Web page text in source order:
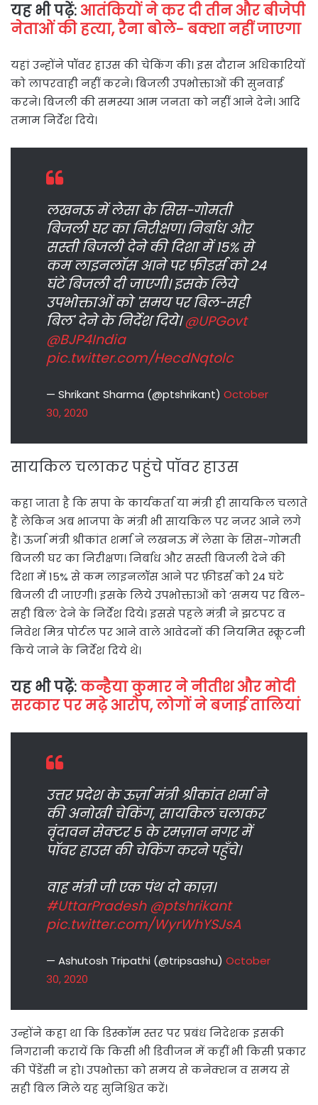
यह भी पढ़ें: आतंकियों ने कर दी तीन और बीजेपी
नेताओं की हत्या, रैना बोले- बक्शा नहीं जाएगा
यहां उन्होंने पॉवर हाउस की चेकिंग की। इस दौरान अधिकारियों
को लापरवाही नहीं करने। बिजली उपभोक्ताओं की सुनवाई
करने। बिजली की समस्या आम जनता को नहीं आने देने। आदि
तमाम निर्देश दिये।
लखनऊ में लेसा के सिस-गोमती
बिजली घर का निरीक्षण। निर्बाध और
सस्ती बिजली देने की दिशा में 15% से
कम लाइनलॉस आने पर फ़ीडर्स को 24
घंटे बिजली दी जाएगी। इसके लिये
उपभोक्ताओं को 'समय पर बिल-सही
बिल' देने के निर्देश दिये।@UPGovt
@BJP4India
pic.twitter.com/HecdNqtolc
— Shrikant Sharma (@ptshrikant) October
30, 2020
सायकिल चलाकर पहुंचे पॉवर हाउस
कहा जाता है कि सपा के कार्यकर्ता या मंत्री ही सायकिल चलाते
हैं लेकिन अब भाजपा के मंत्री भी सायकिल पर नजर आने लगे
हैं। ऊर्जा मंत्री श्रीकांत शर्मा ने लखनऊ में लेसा के सिस-गोमती
बिजली घर का निरीक्षण। निर्बाध और सस्ती बिजली देने की
दिशा में 15% से कम लाइनलॉस आने पर फ़ीडर्स को 24 घंटे
बिजली दी जाएगी। इसके लिये उपभोक्ताओं को ‘समय पर बिल-
सही बिल’ देने के निर्देश दिये। इससे पहले मंत्री ने झटपट व
निवेश मित्र पोर्टल पर आने वाले आवेदनों की नियमित स्क्रूटनी
किये जाने के निर्देश दिये थे।
यह भी पढ़ें:कन्हैया कुमार ने नीतीश और मोदी
सरकार पर मढ़े आरोप, लोगों ने बजाई तालियां
उत्तर प्रदेश के ऊर्ज़ा मंत्री श्रीकांत शर्मा ने
की अनोखी चेकिंग, सायकिल चलाकर
वृंदावन सेक्टर 5 के रमज़ान नगर में
पॉवर हाउस की चेकिंग करने पहुँचे।
वाह मंत्री जी एक पंथ दो काज़।
#UttarPradesh @ptshrikant
pic.twitter.com/WyrWhYSJsA
— Ashutosh Tripathi (@tripsashu) October
30, 2020
उन्होंने कहा था कि डिस्कॉम स्तर पर प्रबंध निदेशक इसकी
निगरानी करायें कि किसी भी डिवीजन में कहीं भी किसी प्रकार
की पेंडेंसी न हो। उपभोक्ता को समय से कनेक्शन व समय से
सही बिल मिले यह सुनिश्चित करें।